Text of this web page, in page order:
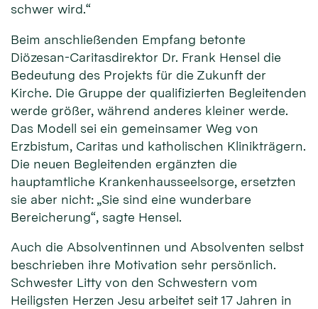
schwer wird.“
Beim anschließenden Empfang betonte
Diözesan-Caritasdirektor Dr. Frank Hensel die
Bedeutung des Projekts für die Zukunft der
Kirche. Die Gruppe der qualifizierten Begleitenden
werde größer, während anderes kleiner werde.
Das Modell sei ein gemeinsamer Weg von
Erzbistum, Caritas und katholischen Klinikträgern.
Die neuen Begleitenden ergänzten die
hauptamtliche Krankenhausseelsorge, ersetzten
sie aber nicht: „Sie sind eine wunderbare
Bereicherung“, sagte Hensel.
Auch die Absolventinnen und Absolventen selbst
beschrieben ihre Motivation sehr persönlich.
Schwester Litty von den Schwestern vom
Heiligsten Herzen Jesu arbeitet seit 17 Jahren in